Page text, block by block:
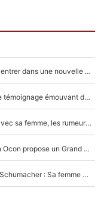
F1 - Alpine signe un accord «impensable» et va entrer dans une nouvelle dimension : Grande nouvelle pour Pierre Gasly !
F1 : « Je lui ai fait un câlin, puis j’ai dû partir...», le témoignage émouvant de Max Verstappen sur sa fille
F1 : Charles Leclerc surpris par les paparazzis avec sa femme, les rumeurs étaient vraies !
Comme pour le final du Tour de France, Esteban Ocon propose un Grand Prix de Formule 1 à Paris : «Autour de l’Arc de Triomphe, ce serait génial» !
Nouvelle rumeur autour de la santé de Michael Schumacher : Sa femme Corinna sort du silence